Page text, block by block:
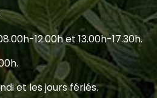
12.00h et 13.00h-17.30h.
et les jours fériés.